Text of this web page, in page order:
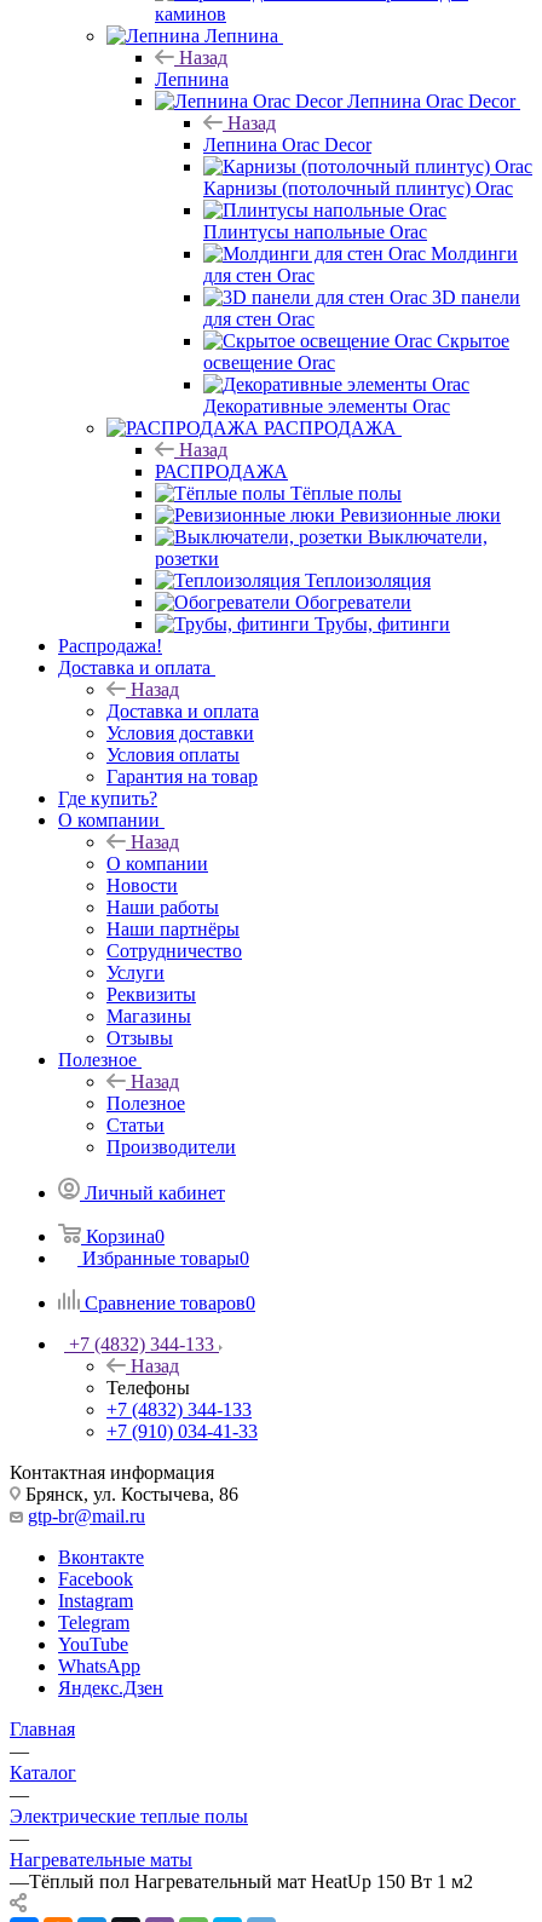
каминов
Лепнина
Назад
Лепнина
Лепнина Orac Decor
Назад
Лепнина Orac Decor
Карнизы (потолочный плинтус) Orac
Плинтусы напольные Orac
Молдинги
для стен Orac
3D панели
для стен Orac
Скрытое
освещение Orac
Декоративные элементы Orac
РАСПРОДАЖА
Назад
РАСПРОДАЖА
Тёплые полы
Ревизионные люки
Выключатели,
розетки
Теплоизоляция
Обогреватели
Трубы, фитинги
Распродажа!
Доставка и оплата
Назад
Доставка и оплата
Условия доставки
Условия оплаты
Гарантия на товар
Где купить?
О компании
Назад
О компании
Новости
Наши работы
Наши партнёры
Сотрудничество
Услуги
Реквизиты
Магазины
Отзывы
Полезное
Назад
Полезное
Статьи
Производители
Личный кабинет
Корзина0
Избранные товары0
Сравнение товаров0
+7 (4832) 344-133
Назад
Телефоны
+7 (4832) 344-133
+7 (910) 034-41-33
Контактная информация
Брянск, ул. Костычева, 86
gtp-br@mail.ru
Вконтакте
Facebook
Instagram
Telegram
YouTube
WhatsApp
Яндекс.Дзен
Главная
—
Каталог
—
Электрические теплые полы
—
Нагревательные маты
—Тёплый пол Нагревательный мат HeatUp 150 Вт 1 м2